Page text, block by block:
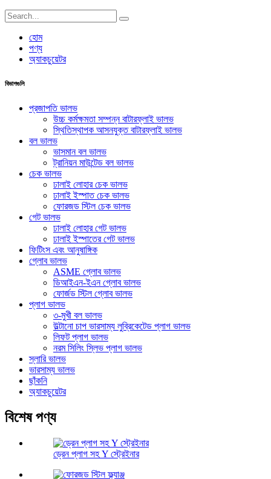
হোম
পণ্য
অ্যাকচুয়েটর
বিভাগগুলি
প্রজাপতি ভালভ
উচ্চ কর্মক্ষমতা সম্পন্ন বাটারফ্লাই ভালভ
স্থিতিস্থাপক আসনযুক্ত বাটারফ্লাই ভালভ
বল ভালভ
ভাসমান বল ভালভ
ট্রানিয়ন মাউন্টেড বল ভালভ
চেক ভালভ
ঢালাই লোহার চেক ভালভ
ঢালাই ইস্পাত চেক ভালভ
ফোরজড স্টিল চেক ভালভ
গেট ভালভ
ঢালাই লোহার গেট ভালভ
ঢালাই ইস্পাতের গেট ভালভ
ফিটিংস এবং আনুষাঙ্গিক
গ্লোব ভালভ
ASME গ্লোব ভালভ
ডিআইএন-ইএন গ্লোব ভালভ
ফোর্জড স্টিল গ্লোব ভালভ
প্লাগ ভালভ
৩-মুখী বল ভালভ
উল্টানো চাপ ভারসাম্য লুব্রিকেটেড প্লাগ ভালভ
লিফট প্লাগ ভালভ
নরম সিলিং স্লিভ প্লাগ ভালভ
স্লারি ভালভ
ভারসাম্য ভালভ
ছাঁকনি
অ্যাকচুয়েটর
বিশেষ পণ্য
ড্রেন প্লাগ সহ Y স্ট্রেইনার